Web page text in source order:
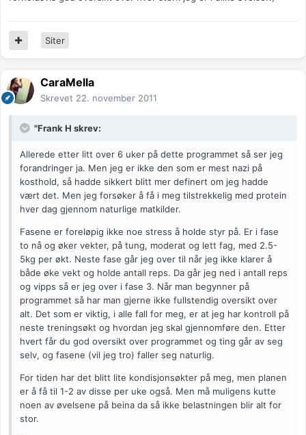
Siter
CaraMella
Skrevet 22. november 2011
"Frank H skrev:
Allerede etter litt over 6 uker på dette programmet så ser jeg
forandringer ja. Men jeg er ikke den som er mest nazi på
kosthold, så hadde sikkert blitt mer definert om jeg hadde
vært det. Men jeg forsøker å få i meg tilstrekkelig med protein
hver dag gjennom naturlige matkilder.
Fasene er foreløpig ikke noe stress å holde styr på. Er i fase
to nå og øker vekter, på tung, moderat og lett fag, med 2.5-
5kg per økt. Neste fase går jeg over til når jeg ikke klarer å
både øke vekt og holde antall reps. Da går jeg ned i antall reps
og vipps så er jeg over i fase 3. Når man begynner på
programmet så har man gjerne ikke fullstendig oversikt over
alt. Det som er viktig, i alle fall for meg, er at jeg har kontroll på
neste treningsøkt og hvordan jeg skal gjennomføre den. Etter
hvert får du god oversikt over programmet og ting går av seg
selv, og fasene (vil jeg tro) faller seg naturlig.
For tiden har det blitt lite kondisjonsøkter på meg, men planen
er å få til 1-2 av disse per uke også. Men må muligens kutte
noen av øvelsene på beina da så ikke belastningen blir alt for
stor.